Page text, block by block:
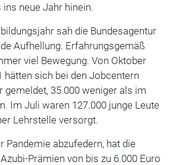
neue Jahr hinein.
sah die Bundesagentur
Aufhellung. Erfahrungsgemäß
viel Bewegung. Von Oktober
hätten sich bei den Jobcentern
gemeldet, 35.000 weniger als im
Im Juli waren 127.000 junge Leute
Lehrstelle versorgt.
Pandemie abzufedern, hat die
Prämien von bis zu 6.000 Euro